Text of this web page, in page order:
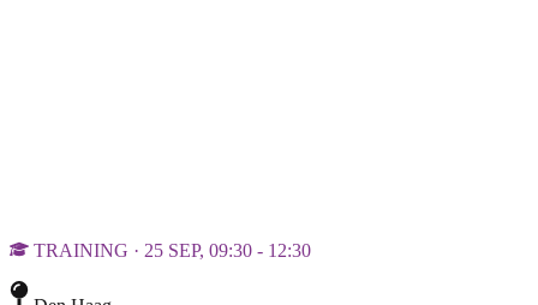
TRAINING · 25 SEP, 09:30 - 12:30